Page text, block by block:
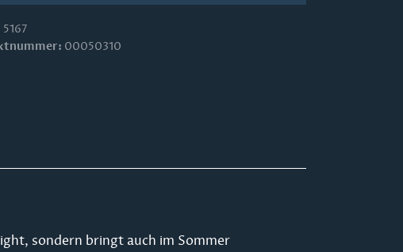
5167
00050310
sondern bringt auch im Sommer